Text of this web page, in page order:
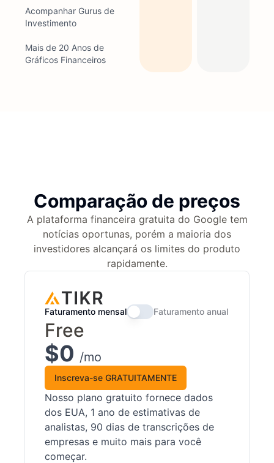
Acompanhar Gurus de
Investimento
Mais de 20 Anos de
Gráficos Financeiros
Comparação de preços
A plataforma financeira gratuita do Google tem
notícias oportunas, porém a maioria dos
investidores alcançará os limites do produto
rapidamente.
Faturamento mensal Faturamento anual
Free
$0 /mo
Inscreva-se GRATUITAMENTE
Nosso plano gratuito fornece dados
dos EUA, 1 ano de estimativas de
analistas, 90 dias de transcrições de
empresas e muito mais para você
começar.